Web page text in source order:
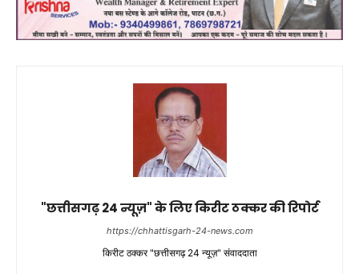
"छत्तीसगढ़ 24 न्यूज़" के लिए किरीट ठक्कर की रिपोर्ट
https://chhattisgarh-24-news.com
किरीट ठक्कर "छत्तीसगढ़ 24 न्यूज़" संवाददाता